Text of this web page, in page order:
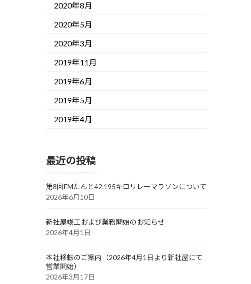
2020年8月
2020年5月
2020年3月
2019年11月
2019年6月
2019年5月
2019年4月
最近の投稿
第8回FMたんと42.195キロリレーマラソンについて
2026年6月10日
新社屋竣工および業務開始のお知らせ
2026年4月1日
本社移転のご案内（2026年4月1日より新社屋にて
営業開始）
2026年3月17日